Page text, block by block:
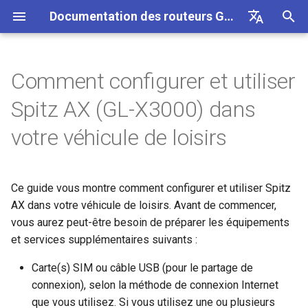
Documentation des routeurs GL.iNet 4
Deutsch
t
l
i
s
GL-BE10000 (Slate 7 Pro)
GL-MT3600BE (Beryl 7)
GL-MT5000 (Brume 3)
GL-BE9300 (Flint 3)
GL-BE6500 (Flint 3e)
GL-BE3600 (Slate 7)
Internet Premiere configuration
Avertissement de votre
navigateur
connexion Internet
Se connecter a un hotspot
public avec portail captif
Connecter un appareil
Notification de probleme
Notification de probleme
GL-MT2500/GL-X3000/
XE3000
X2000 ne fonctionnant pas
avec les cartes SIM EE
Impossible d'acceder au
panneau d'administration
Impossible de detecter le
Impossible de detecter le
hotspot 5G de l'iPhone
Echec du partage de
connexion de l'iPhone
VPN
Comment configurer
OpenVPN
Comment configurer
Comment bloquer le trafic
hors VPN
Kill Switch VPN
TCP ou UDP
Mise a jour
Telecharger le firmware
Mettre a niveau ou
retrograder manuellement
Autres
Etat du voyant LED
Application mobile GL.iNet
Changer le WAN en LAN
Acceder a GL.iNet et
Home via HTTPS
Se connecter a l'antenne
Configurer le client OpenVPN
Configurer le serveur
OpenVPN
domestique WireGuard
Configurer l'obfuscation VPN
Se connecter a NordVPN via
une IP dediee
1. Installez votre Spitz AX et
les autres équipements
Étape 1 : Choisir
(Facultatif) Étape 2 :
Installer votre Spitz AX au
mur
(Facultatif) Étape 3 :
Installer l’antenne de toit du
Utiliser une carte eSIM
physique avec les routeurs
Android
Site a site
Acceder a LuCI via
GoodCloud
Se connecter a un reseau EAP
Configurer un reseau invite
puissance d'emission
Configurer une passerelle
drop-in
Configurer la redirection de
port sur le routeur principal
Bloquer des appareils clients
Configurer manuellement une
IP statique sur des appareils
Verifier si vous disposez
d'une IP publique
Mettre a niveau ou
retrograder votre routeur
Se connecter au routeur en
Connexion Internet Internet
Ethernet
Partage de connexion
Cellulaire
Sans fil
Sans fil
Clients
Services Cloud
GoodCloud
AstroWarp
VPN
Tableau de bord VPN
Profil client VPN
Serveur OpenVPN
Client WireGuard
Serveur WireGuard
Applications
Plug-ins
DNS dynamique
AdGuard Home
Controle parental
Bark
Pare-feu
Redirection de port
LAN
Reseau invite
Reseau IoT
Moteur DPI
Statistiques des donnees
QoS
SQM
Controle parental (v4.9)
Redirection de port
ACL
Mode NAT
Apercu
Mise a jour
Mot de passe
Gestion de l'affichage
USB et alimentation
Fuseau horaire
Firmware v4.9
Decouvrez nos nouveaux
produits
Deballage et premiere
Tutoriels
Comment configurer et utiliser
Spitz AX (GL-X3000) dans
votre véhicule de loisirs
Ce guide vous montre comment configurer et utiliser Spitz
AX dans votre véhicule de loisirs. Avant de commencer,
vous aurez peut-être besoin de préparer les équipements
et services supplémentaires suivants :
Carte(s) SIM ou câble USB (pour le partage de
connexion), selon la méthode de connexion Internet
que vous utilisez. Si vous utilisez une ou plusieurs